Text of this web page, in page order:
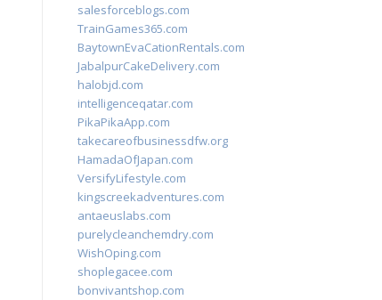
salesforceblogs.com
TrainGames365.com
BaytownEvaCationRentals.com
JabalpurCakeDelivery.com
halobjd.com
intelligenceqatar.com
PikaPikaApp.com
takecareofbusinessdfw.org
HamadaOfJapan.com
VersifyLifestyle.com
kingscreekadventures.com
antaeuslabs.com
purelycleanchemdry.com
WishOping.com
shoplegacee.com
bonvivantshop.com